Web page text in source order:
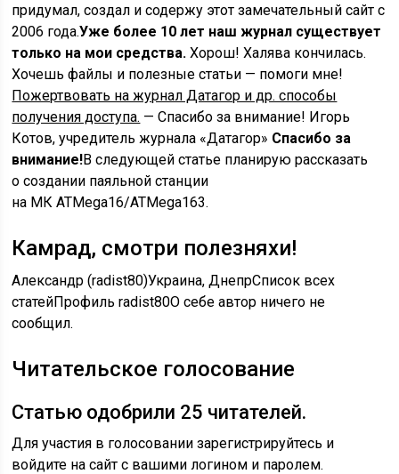
придумал, создал и содержу этот замечательный сайт с
2006 года.Уже более 10 лет наш журнал существует
только на мои средства. Хорош! Халява кончилась.
Хочешь файлы и полезные статьи — помоги мне!
Пожертвовать на журнал Датагор и др. способы
получения доступа. — Спасибо за внимание! Игорь
Котов, учредитель журнала «Датагор» Спасибо за
внимание!В следующей статье планирую рассказать
о создании паяльной станции
на МК ATMega16/ATMega163.
Камрад, смотри полезняхи!
Александр (radist80)Украина, ДнепрСписок всех
статейПрофиль radist80О себе автор ничего не
сообщил.
Читательское голосование
Статью одобрили 25 читателей.
Для участия в голосовании зарегистрируйтесь и
войдите на сайт с вашими логином и паролем.